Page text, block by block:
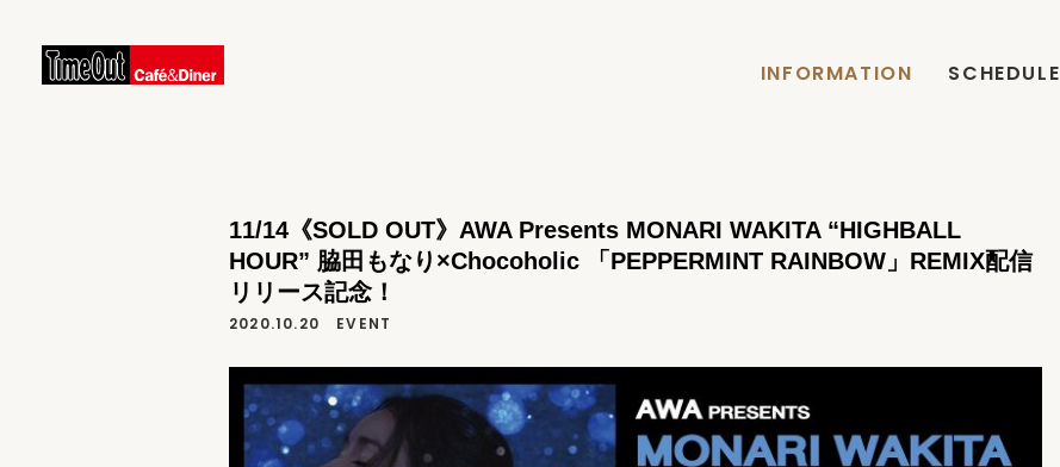
INFORMATION SCHEDULE
11/14《SOLD OUT》AWA Presents MONARI WAKITA “HIGHBALL
HOUR” 脇田もなり×Chocoholic 「PEPPERMINT RAINBOW」REMIX配信
リリース記念！
2020.10.20 EVENT